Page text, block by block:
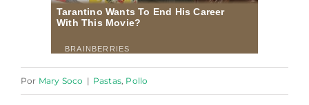
Por Mary Soco | Pastas Pollo